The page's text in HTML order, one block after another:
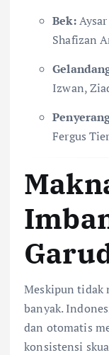
Bek:
Shafizan
Izwan,
Fergus
Meskipun tidak
banyak.
dan otomatis
konsistensi